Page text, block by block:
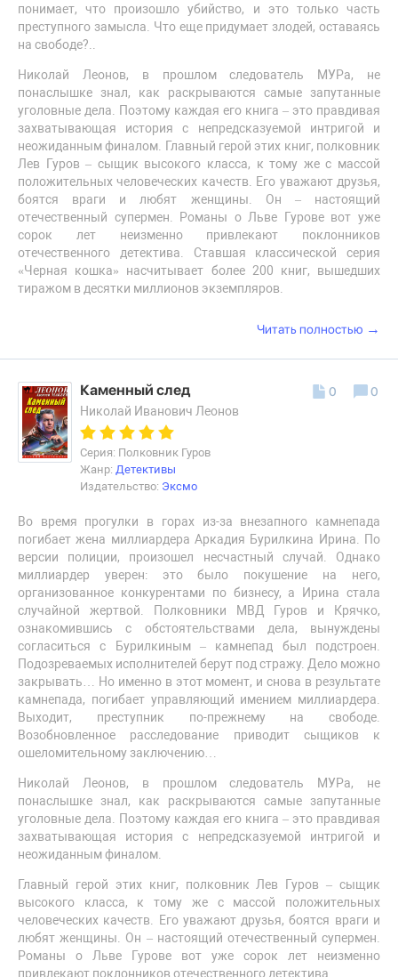
понимает, что произошло убийство, и это только часть
преступного замысла. Что еще придумает злодей, оставаясь
на свободе?..
Николай Леонов, в прошлом следователь МУРа, не
понаслышке знал, как раскрываются самые запутанные
уголовные дела. Поэтому каждая его книга – это правдивая
захватывающая история с непредсказуемой интригой и
неожиданным финалом. Главный герой этих книг, полковник
Лев Гуров – сыщик высокого класса, к тому же с массой
положительных человеческих качеств. Его уважают друзья,
боятся враги и любят женщины. Он – настоящий
отечественный супермен. Романы о Льве Гурове вот уже
сорок лет неизменно привлекают поклонников
отечественного детектива. Ставшая классической серия
«Черная кошка» насчитывает более 200 книг, вышедших
тиражом в десятки миллионов экземпляров.
Читать полностью →
Каменный след
Николай Иванович Леонов
Серия: Полковник Гуров
Жанр: Детективы
Издательство: Эксмо
Во время прогулки в горах из-за внезапного камнепада
погибает жена миллиардера Аркадия Бурилкина Ирина. По
версии полиции, произошел несчастный случай. Однако
миллиардер уверен: это было покушение на него,
организованное конкурентами по бизнесу, а Ирина стала
случайной жертвой. Полковники МВД Гуров и Крячко,
ознакомившись с обстоятельствами дела, вынуждены
согласиться с Бурилкиным – камнепад был подстроен.
Подозреваемых исполнителей берут под стражу. Дело можно
закрывать… Но именно в этот момент, и снова в результате
камнепада, погибает управляющий имением миллиардера.
Выходит, преступник по-прежнему на свободе.
Возобновленное расследование приводит сыщиков к
ошеломительному заключению…
Николай Леонов, в прошлом следователь МУРа, не
понаслышке знал, как раскрываются самые запутанные
уголовные дела. Поэтому каждая его книга – это правдивая
захватывающая история с непредсказуемой интригой и
неожиданным финалом.
Главный герой этих книг, полковник Лев Гуров – сыщик
высокого класса, к тому же с массой положительных
человеческих качеств. Его уважают друзья, боятся враги и
любят женщины. Он – настоящий отечественный супермен.
Романы о Льве Гурове вот уже сорок лет неизменно
привлекают поклонников отечественного детектива.
0 0